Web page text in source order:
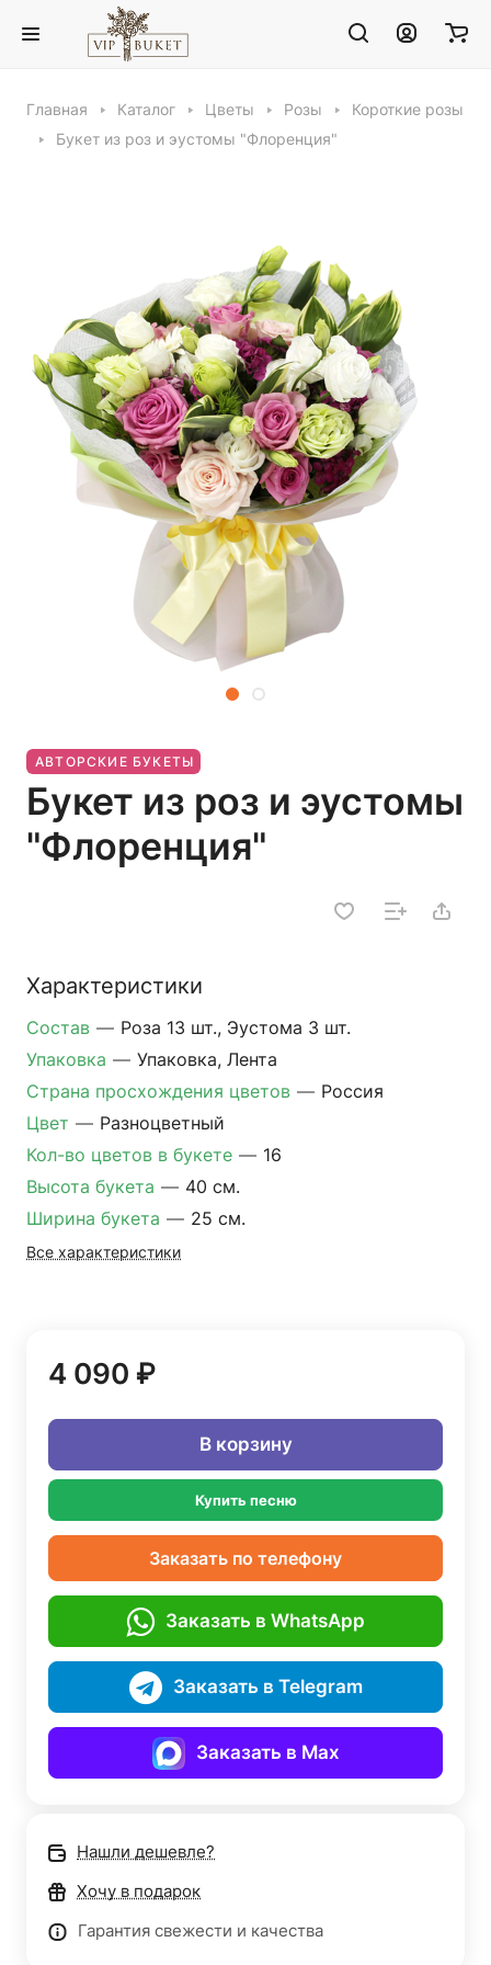
Главная Каталог Цветы Розы
Короткие розы
Букет из роз и эустомы "Флоренция"
АВТОРСКИЕ БУКЕТЫ
Букет из роз и эустомы
"Флоренция"
Характеристики
Состав — Роза 13 шт., Эустома 3 шт.
Упаковка — Упаковка, Лента
Страна просхождения цветов — Россия
Цвет — Разноцветный
Кол-во цветов в букете — 16
Высота букета — 40 см.
Ширина букета — 25 см.
Все характеристики
4 090 ₽
В корзину
Купить песню
Заказать по телефону
Заказать в WhatsApp
Заказать в Telegram
Заказать в Max
Нашли дешевле?
Хочу в подарок
Гарантия свежести и качества